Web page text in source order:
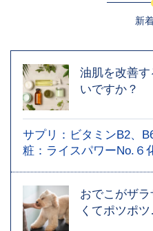
新
油肌を改善
いですか？
サプリ：ビタミンB2、
粧：ライスパワーNo.６
おでこがザ
くてポツポ